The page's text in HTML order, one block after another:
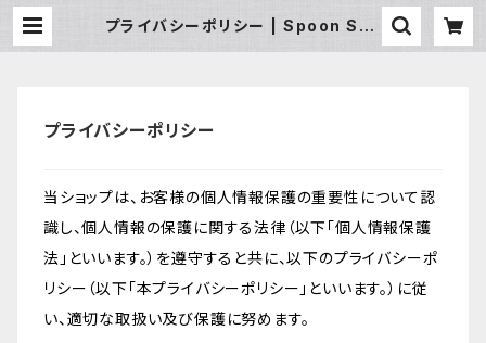
プライバシーポリシー | Spoon Sou
プライバシーポリシー
当ショップは、お客様の個人情報保護の重要性について認
識し、個人情報の保護に関する法律（以下「個人情報保護
法」といいます。）を遵守すると共に、以下のプライバシーポ
リシー（以下「本プライバシーポリシー」といいます。）に従
い、適切な取扱い及び保護に努めます。